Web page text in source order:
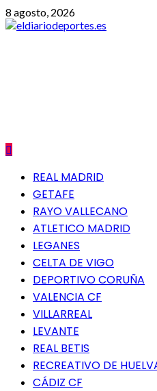
Saltar
al
8 agosto, 2026
Menú
principal
REAL MADRID
GETAFE
RAYO VALLECANO
ATLETICO MADRID
LEGANES
CELTA DE VIGO
DEPORTIVO CORUÑA
VALENCIA CF
VILLARREAL
LEVANTE
REAL BETIS
RECREATIVO DE
CÁDIZ CF